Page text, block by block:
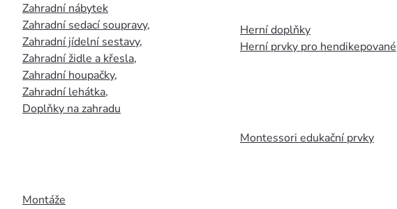
Zahradní nábytek
Zahradní sedací soupravy,
Zahradní jídelní sestavy,
Zahradní židle a křesla,
Zahradní houpačky,
Zahradní lehátka,
Doplňky na zahradu
Montáže
Herní doplňky
Herní prvky pro hendikepované
Montessori edukační prvky